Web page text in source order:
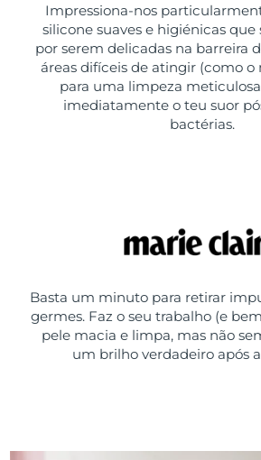
Impressiona-nos
silicone suaves e higiénicas que
por serem delicadas na barreira
áreas difíceis de atingir (como o
para uma limpeza
imediatamente o teu suor
bactérias.
Basta um minuto para retirar
germes. Faz o seu trabalho (e
pele macia e limpa, mas não
um brilho verdadeiro após